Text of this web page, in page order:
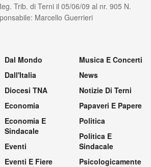
Trib. di Terni il 05/06/09 al nr. 905 N.
Marcello Guerrieri
Dal Mondo
Dall'Italia
Diocesi TNA
Economia
Economia E
Sindacale
Eventi
Eventi E Fiere
Musica E Concerti
News
Notizie Di Terni
Papaveri E Papere
Politica
Politica E
Sindacale
Psicologicamente